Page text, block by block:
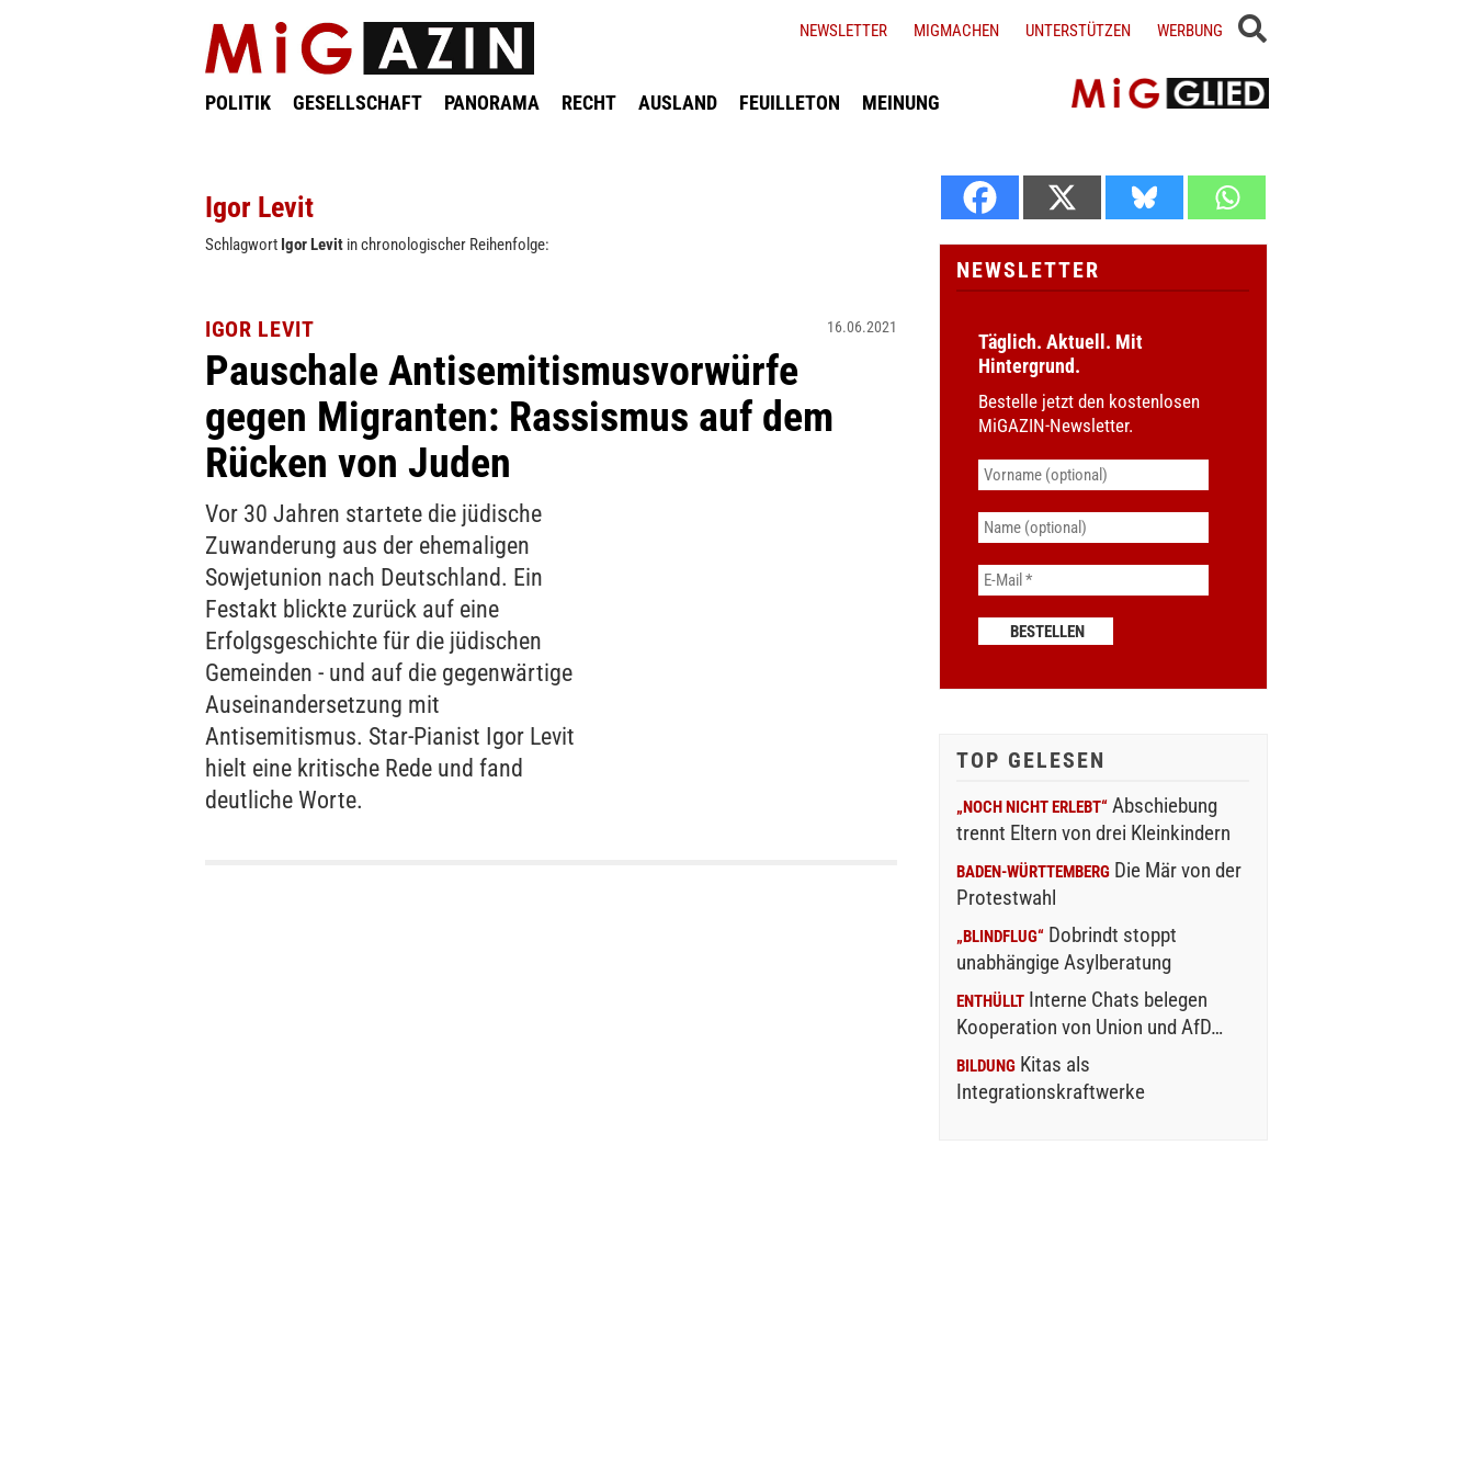
POLITIK GESELLSCHAFT PANORAMA RECHT AUSLAND FEUILLETON MEINUNG
NEWSLETTER MIGMACHEN UNTERSTÜTZEN WERBUNG
Igor Levit
Schlagwort Igor Levit in chronologischer Reihenfolge:
IGOR LEVIT
Pauschale Antisemitismusvorwürfe
gegen Migranten: Rassismus auf dem
Rücken von Juden
16.06.2021
Vor 30 Jahren startete die jüdische
Zuwanderung aus der ehemaligen
Sowjetunion nach Deutschland. Ein
Festakt blickte zurück auf eine
Erfolgsgeschichte für die jüdischen
Gemeinden - und auf die gegenwärtige
Auseinandersetzung mit
Antisemitismus. Star-Pianist Igor Levit
hielt eine kritische Rede und fand
deutliche Worte.
NEWSLETTER
Täglich. Aktuell. Mit
Hintergrund.
Bestelle jetzt den kostenlosen
MiGAZIN-Newsletter.
TOP GELESEN
„NOCH NICHT ERLEBT“ Abschiebung
trennt Eltern von drei Kleinkindern
BADEN-WÜRTTEMBERG Die Mär von der
Protestwahl
„BLINDFLUG“ Dobrindt stoppt
unabhängige Asylberatung
ENTHÜLLT Interne Chats belegen
Kooperation von Union und AfD…
BILDUNG Kitas als
Integrationskraftwerke